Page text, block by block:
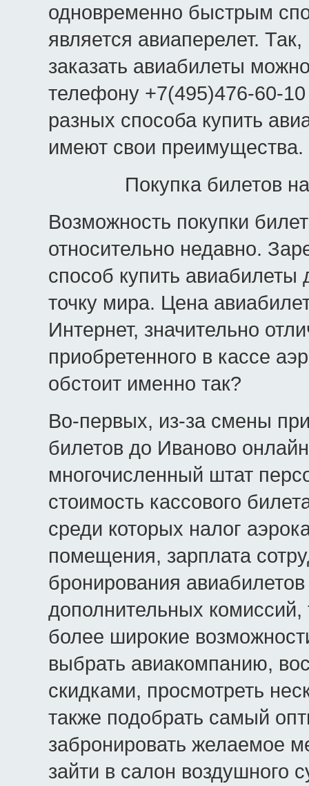
одновременно быстрым
является авиаперелет.
заказать авиабилеты
телефону +7(495)476-60-
разных способа купить
имеют свои преимущества.
Покупка билетов
Возможность покупки
относительно недавно.
способ купить
точку мира. Цена
Интернет, значительно
приобретенного в кассе
обстоит именно так?
Во-первых, из-за смены
билетов до Иваново
многочисленный штат
стоимость кассового
среди которых налог
помещения, зарплата
бронирования
дополнительных комиссий,
более широкие
выбрать авиакомпанию,
скидками, просмотреть
также подобрать самый
забронировать желаемое
зайти в салон воздушного